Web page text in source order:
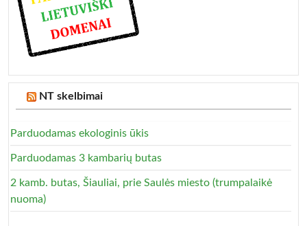
NT skelbimai
Parduodamas ekologinis ūkis
Parduodamas 3 kambarių butas
2 kamb. butas, Šiauliai, prie Saulės miesto (trumpalaikė
nuoma)